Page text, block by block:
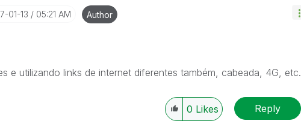
01-13 05:21 AM Author
e utilizando links de internet diferentes também, cabeada, 4G, etc.
0 Likes Reply